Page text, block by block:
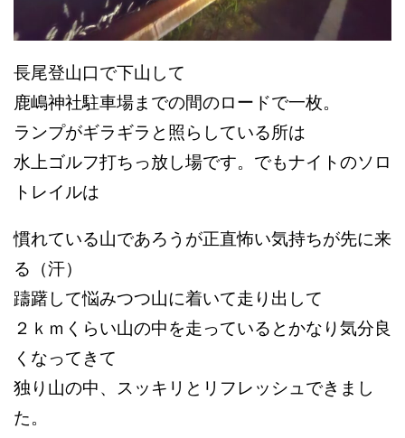
長尾登山口で下山して
鹿嶋神社駐車場までの間のロードで一枚。
ランプがギラギラと照らしている所は
水上ゴルフ打ちっ放し場です。 でもナイトのソロ
トレイルは
慣れている山であろうが正直怖い気持ちが先に来
る（汗）
躊躇して悩みつつ山に着いて走り出して
２ｋｍくらい山の中を走っているとかなり気分良
くなってきて
独り山の中、スッキリとリフレッシュできまし
た。